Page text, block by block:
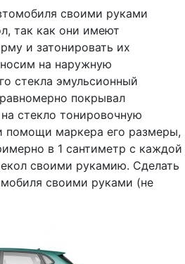
своими руками
так как они имеют
и затонировать их
на наружную
стекла эмульсионный
покрывал
стекло тонировочную
помощи маркера его размеры,
в 1 сантиметр с каждой
своими рукамию. Сделать
своими руками (не